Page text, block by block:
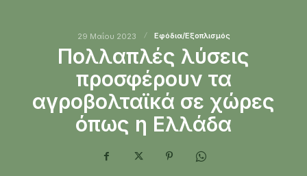
29 Μαΐου 2023 Εφόδια/Εξοπλισμός
Πολλαπλές λύσεις
προσφέρουν τα
αγροβολταϊκά σε χώρες
όπως η Ελλάδα